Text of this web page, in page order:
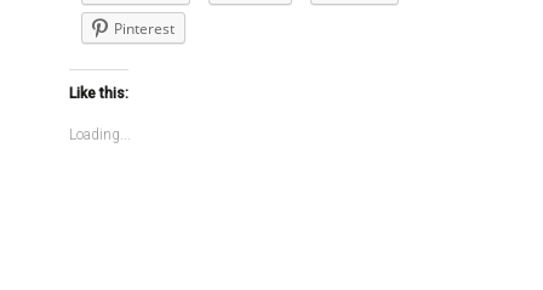
Pinterest
Like this:
Loading...